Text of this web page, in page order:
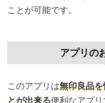
ことが可能です。
アプリの
このアプリは無印良品
とが出来る便利なアプリ